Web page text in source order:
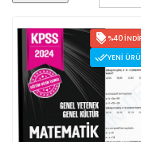
%40
YENI